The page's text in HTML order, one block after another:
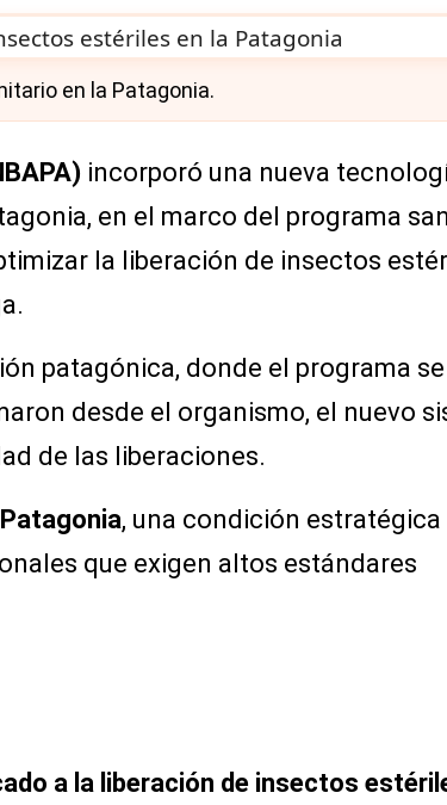
en la Patagonia.
incorporó una nueva
en el marco del programa
la liberación de insectos
patagónica, donde el programa
desde el organismo, el nuevo
de las liberaciones.
, una condición estratégica
que exigen altos estándares
a la liberación de insectos